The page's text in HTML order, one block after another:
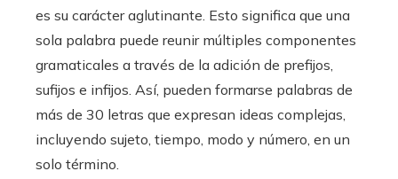
es su carácter aglutinante. Esto significa que una
sola palabra puede reunir múltiples componentes
gramaticales a través de la adición de prefijos,
sufijos e infijos. Así, pueden formarse palabras de
más de 30 letras que expresan ideas complejas,
incluyendo sujeto, tiempo, modo y número, en un
solo término.